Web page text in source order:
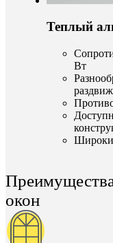
Теплый
Вт
окон